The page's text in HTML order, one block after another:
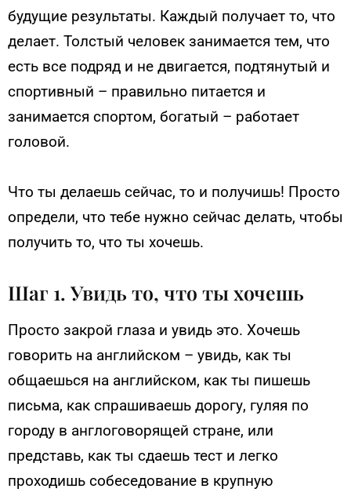
будущие результаты. Каждый получает то, что
делает. Толстый человек занимается тем, что
есть все подряд и не двигается, подтянутый и
спортивный – правильно питается и
занимается спортом, богатый – работает
головой.
Что ты делаешь сейчас, то и получишь! Просто
определи, что тебе нужно сейчас делать, чтобы
получить то, что ты хочешь.
Шаг 1. Увидь то, что ты хочешь
Просто закрой глаза и увидь это. Хочешь
говорить на английском – увидь, как ты
общаешься на английском, как ты пишешь
письма, как спрашиваешь дорогу, гуляя по
городу в англоговорящей стране, или
представь, как ты сдаешь тест и легко
проходишь собеседование в крупную